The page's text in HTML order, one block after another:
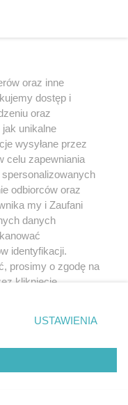
oraz inne
dostęp i
oraz
unikalne
wysyłane przez
celu zapewniania
odbiorców oraz
my i Zaufani
danych
identyfikacji.
prosimy o zgodę na
kliknięcie
prywatności
strony
zgody
się takiemu
zastosowanie tylko
USTAWIENIA